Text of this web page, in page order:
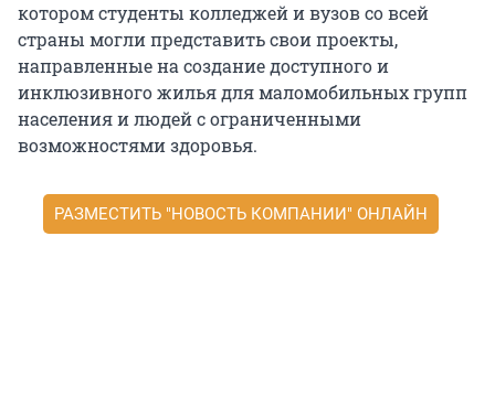
котором студенты колледжей и вузов со всей
страны могли представить свои проекты,
направленные на создание доступного и
инклюзивного жилья для маломобильных групп
населения и людей с ограниченными
возможностями здоровья.
РАЗМЕСТИТЬ "НОВОСТЬ КОМПАНИИ" ОНЛАЙН